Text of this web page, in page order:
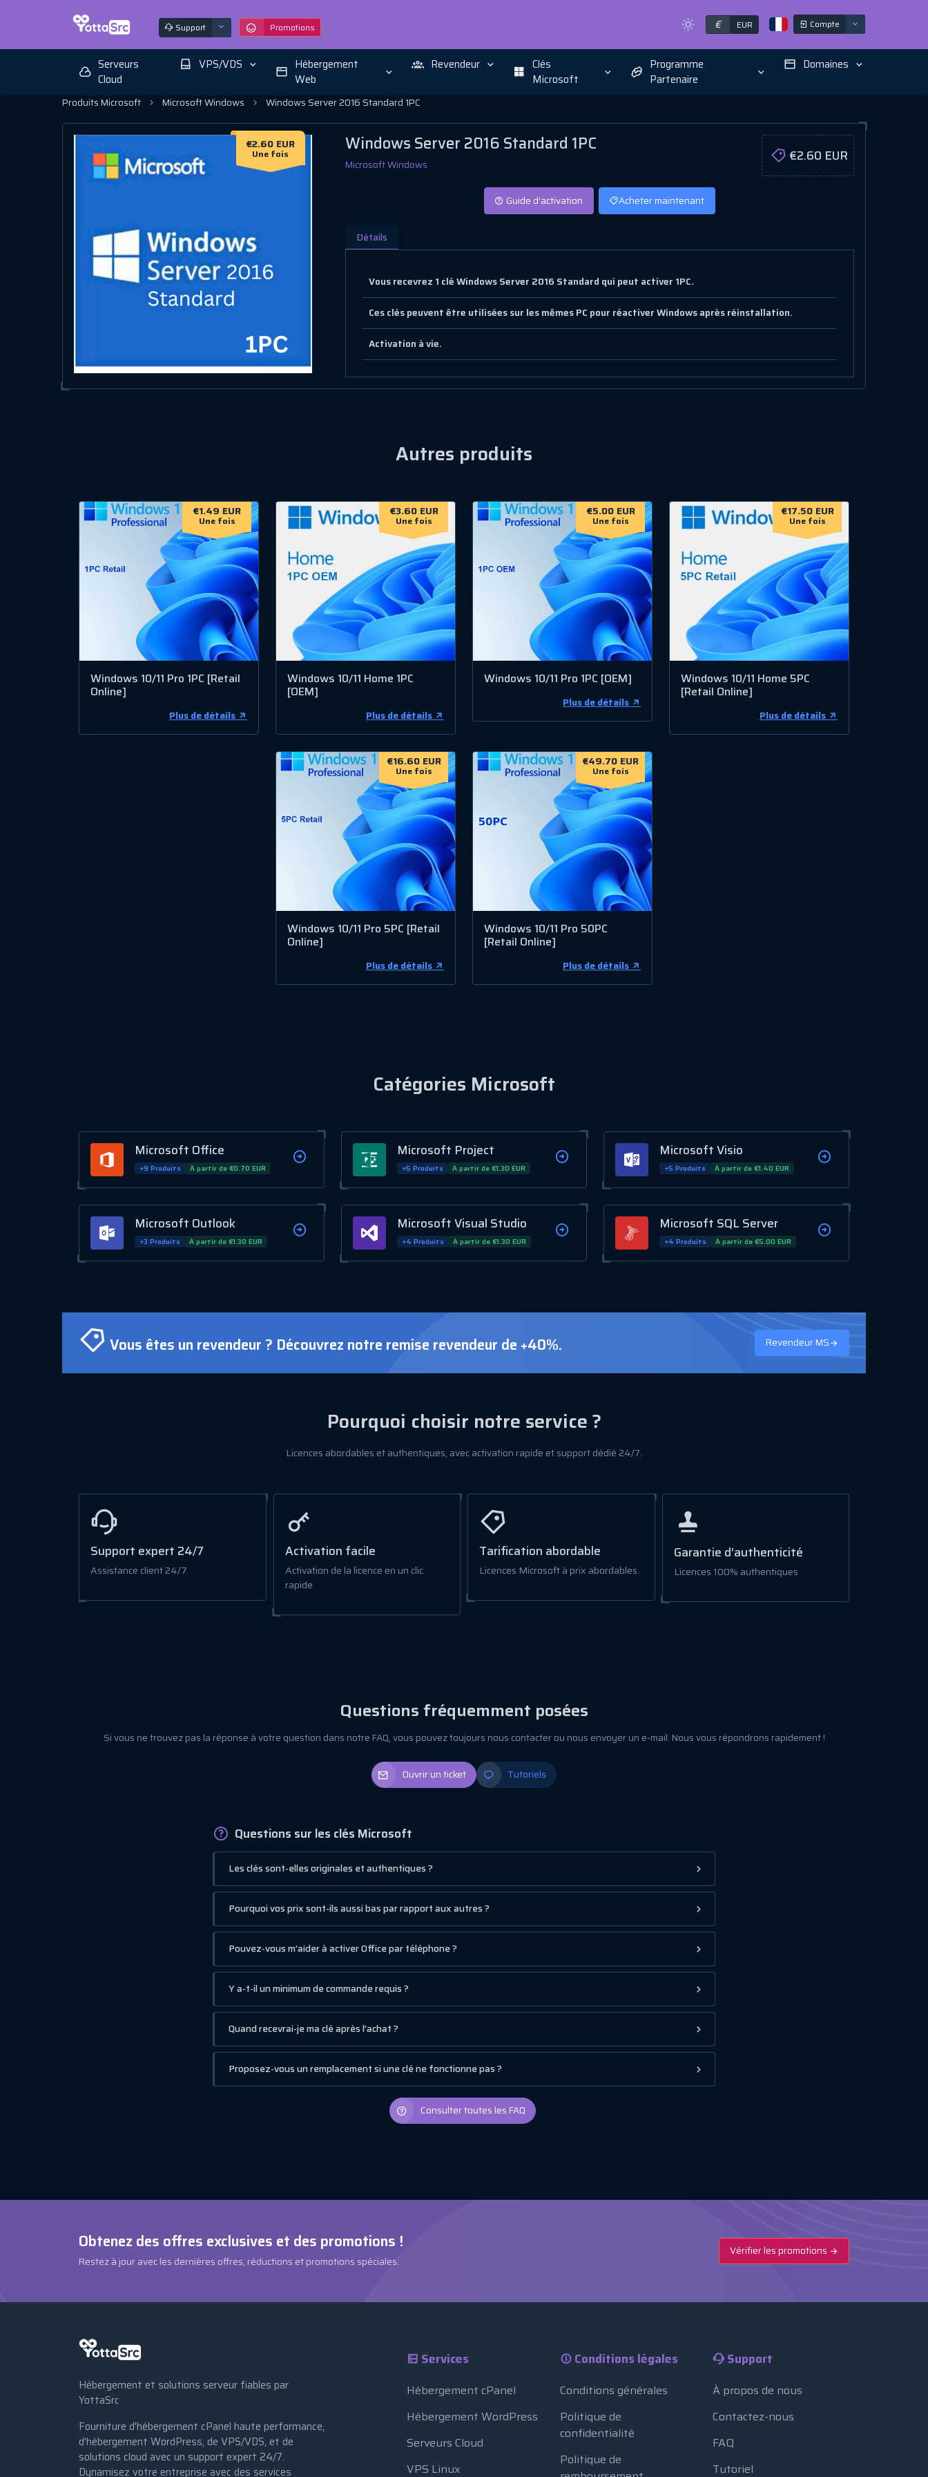
Support Promotions € EUR Compte
Serveurs
Cloud
VPS/VDS
Hébergement
Web
Revendeur
Clés
Microsoft
Programme
Partenaire
Domaines
Produits Microsoft Microsoft Windows Windows Server 2016 Standard 1PC
€2.60 EUR
Une fois Windows Server 2016 Standard 1PC
Microsoft Windows
€2.60 EUR
Guide d’activation Acheter maintenant
Détails
Vous recevrez 1 clé Windows Server 2016 Standard qui peut activer 1PC.
Ces clés peuvent être utilisées sur les mêmes PC pour réactiver Windows après réinstallation.
Activation à vie.
Autres produits
€1.49 EUR
Une fois
Windows 10/11 Pro 1PC [Retail
Online]
Plus de détails
€3.60 EUR
Une fois
Windows 10/11 Home 1PC
[OEM]
Plus de détails
€5.00 EUR
Une fois
Windows 10/11 Pro 1PC [OEM]
Plus de détails
€17.50 EUR
Une fois
Windows 10/11 Home 5PC
[Retail Online]
Plus de détails
€16.60 EUR
Une fois
Windows 10/11 Pro 5PC [Retail
Online]
Plus de détails
€49.70 EUR
Une fois
Windows 10/11 Pro 50PC
[Retail Online]
Plus de détails
Catégories Microsoft
Microsoft Office
+9 Produits À partir de €0.70 EUR
Microsoft Project
+5 Produits À partir de €1.30 EUR
Microsoft Visio
+5 Produits À partir de €1.40 EUR
Microsoft Outlook
+3 Produits À partir de €1.30 EUR
Microsoft Visual Studio
+4 Produits À partir de €1.30 EUR
Microsoft SQL Server
+4 Produits À partir de €5.00 EUR
Vous êtes un revendeur ? Découvrez notre remise revendeur de +40%. Revendeur MS
Pourquoi choisir notre service ?
Licences abordables et authentiques, avec activation rapide et support dédié 24/7.
Support expert 24/7
Assistance client 24/7
Activation facile
Activation de la licence en un clic
rapide
Tarification abordable
Licences Microsoft à prix abordables.
Garantie d’authenticité
Licences 100% authentiques
Questions fréquemment posées
Si vous ne trouvez pas la réponse à votre question dans notre FAQ, vous pouvez toujours nous contacter ou nous envoyer un e-mail. Nous vous répondrons rapidement !
Ouvrir un ticket Tutoriels
Questions sur les clés Microsoft
Les clés sont-elles originales et authentiques ?
Pourquoi vos prix sont-ils aussi bas par rapport aux autres ?
Pouvez-vous m’aider à activer Office par téléphone ?
Y a-t-il un minimum de commande requis ?
Quand recevrai-je ma clé après l’achat ?
Proposez-vous un remplacement si une clé ne fonctionne pas ?
Consulter toutes les FAQ
Obtenez des offres exclusives et des promotions !
Restez à jour avec les dernières offres, réductions et promotions spéciales.
Vérifier les promotions
Hébergement et solutions serveur fiables par
YottaSrc
Fourniture d'hébergement cPanel haute performance,
d'hébergement WordPress, de VPS/VDS, et de
solutions cloud avec un support expert 24/7.
Dynamisez votre entreprise avec des services
Services
Hébergement cPanel
Hébergement WordPress
Serveurs Cloud
VPS Linux
Conditions légales
Conditions générales
Politique de
confidentialité
Politique de
Support
À propos de nous
Contactez-nous
FAQ
Tutoriel